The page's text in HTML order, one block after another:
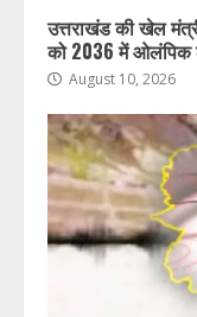
उत्तराखंड की खेल
को 2036 में ओलंपिक
August 10, 2026